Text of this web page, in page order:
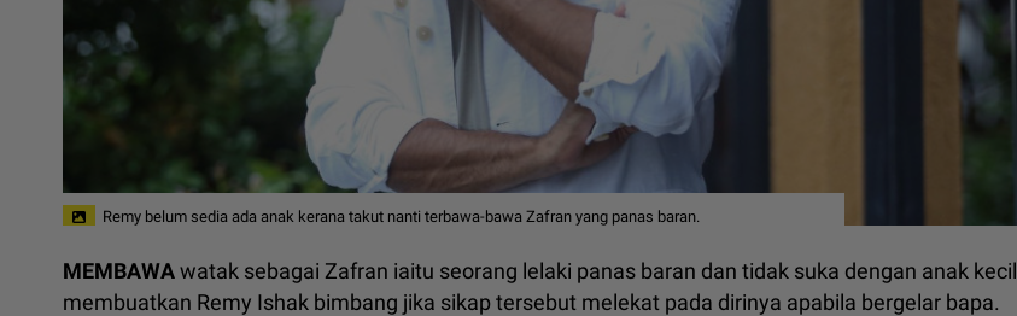
Remy belum sedia ada anak kerana takut nanti terbawa-bawa Zafran yang panas baran.
MEMBAWAwatak sebagai Zafran iaitu seorang lelaki panas baran dan tidak suka dengan anak kecil
membuatkan Remy Ishak bimbang jika sikap tersebut melekat pada dirinya apabila bergelar bapa.